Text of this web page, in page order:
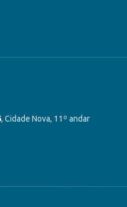
, Cidade Nova, 11º andar